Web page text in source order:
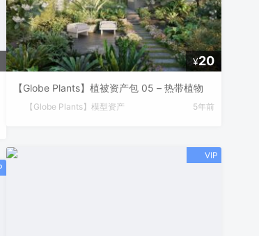
¥20
【Globe Plants】植被资产包 05 – 热带植物
【Globe Plants】模型资产 5年前